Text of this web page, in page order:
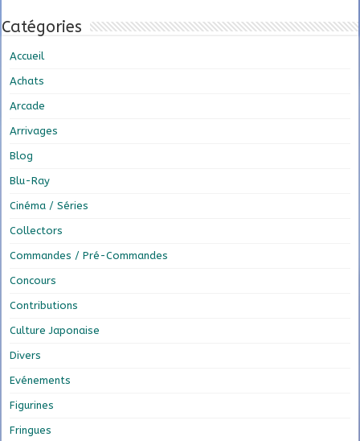
Catégories
Accueil
Achats
Arcade
Arrivages
Blog
Blu-Ray
Cinéma / Séries
Collectors
Commandes / Pré-Commandes
Concours
Contributions
Culture Japonaise
Divers
Evénements
Figurines
Fringues